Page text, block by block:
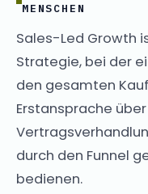
MENSCHEN
Sales-Led Growth
Strategie, bei der
den gesamten
Erstansprache
durch den Funnel
bedienen.